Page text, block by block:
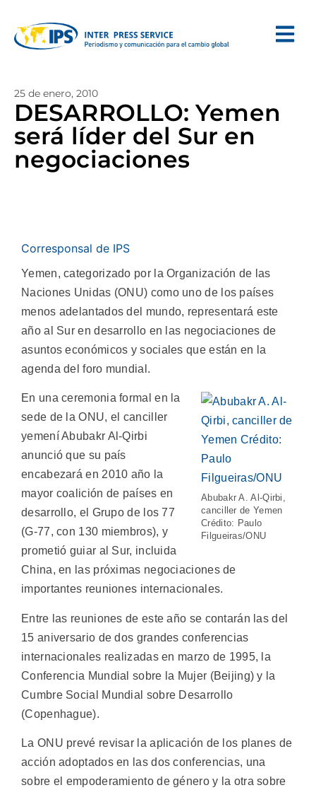
25 de enero, 2010
DESARROLLO: Yemen
será líder del Sur en
negociaciones
Corresponsal de IPS
Yemen, categorizado por la Organización de las
Naciones Unidas (ONU) como uno de los países
menos adelantados del mundo, representará este
año al Sur en desarrollo en las negociaciones de
asuntos económicos y sociales que están en la
agenda del foro mundial.
Abubakr A. Al-Qirbi,
canciller de Yemen
Crédito: Paulo
Filgueiras/ONU
En una ceremonia formal en la
sede de la ONU, el canciller
yemení Abubakr Al-Qirbi
anunció que su país
encabezará en 2010 año la
mayor coalición de países en
desarrollo, el Grupo de los 77
(G-77, con 130 miembros), y
prometió guiar al Sur, incluida
China, en las próximas negociaciones de
importantes reuniones internacionales.
Entre las reuniones de este año se contarán las del
15 aniversario de dos grandes conferencias
internacionales realizadas en marzo de 1995, la
Conferencia Mundial sobre la Mujer (Beijing) y la
Cumbre Social Mundial sobre Desarrollo
(Copenhague).
La ONU prevé revisar la aplicación de los planes de
acción adoptados en las dos conferencias, una
sobre el empoderamiento de género y la otra sobre